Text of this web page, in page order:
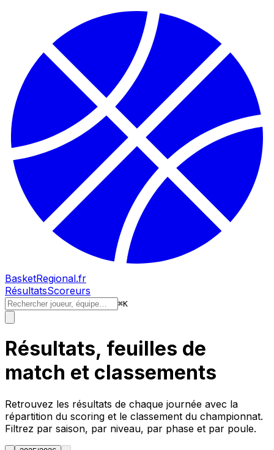
BasketRegional.fr
RésultatsScoreurs
⌘K
Résultats, feuilles de
match et classements
Retrouvez les résultats de chaque journée avec la
répartition du scoring et le classement du championnat.
Filtrez par saison, par niveau, par phase et par poule.